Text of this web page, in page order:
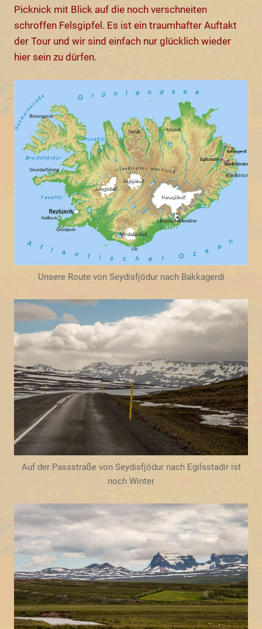
Picknick mit Blick auf die noch verschneiten
schroffen Felsgipfel. Es ist ein traumhafter Auftakt
der Tour und wir sind einfach nur glücklich wieder
hier sein zu dürfen.
Unsere Route von Seydisfjödur nach Bakkagerdi
Auf der Passstraße von Seydisfjödur nach Egilsstadir ist
noch Winter